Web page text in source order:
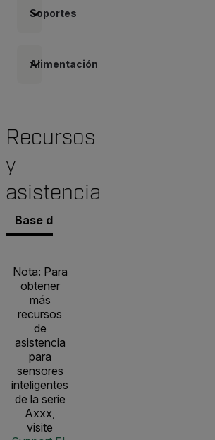
Soportes
Alimentación
Recursos
y
asistencia
Base de conocimientos
Nota: Para
obtener
más
recursos
de
asistencia
para
sensores
inteligentes
de la serie
Axxx,
visite